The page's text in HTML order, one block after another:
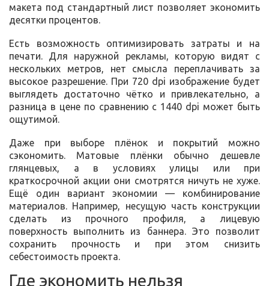
макета под стандартный лист позволяет экономить
десятки процентов.
Есть возможность оптимизировать затраты и на
печати. Для наружной рекламы, которую видят с
нескольких метров, нет смысла переплачивать за
высокое разрешение. При 720 dpi изображение будет
выглядеть достаточно чётко и привлекательно, а
разница в цене по сравнению с 1440 dpi может быть
ощутимой.
Даже при выборе плёнок и покрытий можно
сэкономить. Матовые плёнки обычно дешевле
глянцевых, а в условиях улицы или при
краткосрочной акции они смотрятся ничуть не хуже.
Ещё один вариант экономии — комбинирование
материалов. Например, несущую часть конструкции
сделать из прочного профиля, а лицевую
поверхность выполнить из баннера. Это позволит
сохранить прочность и при этом снизить
себестоимость проекта.
Где экономить нельзя